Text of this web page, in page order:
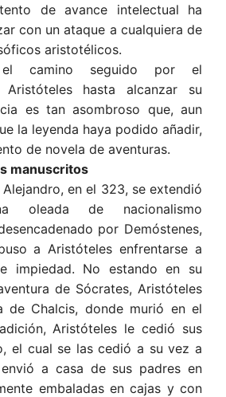
de avance intelectual ha
con un ataque a cualquiera de
aristotélicos.
el camino seguido por el
Aristóteles hasta alcanzar su
es tan asombroso que, aun
la leyenda haya podido añadir,
de novela de aventuras.
manuscritos
en el 323, se extendió
oleada de nacionalismo
por Demóstenes,
a Aristóteles enfrentarse a
impiedad. No estando en su
de Sócrates, Aristóteles
de Chalcis, donde murió en el
Aristóteles le cedió sus
el cual se las cedió a su vez a
a casa de sus padres en
embaladas en cajas y con